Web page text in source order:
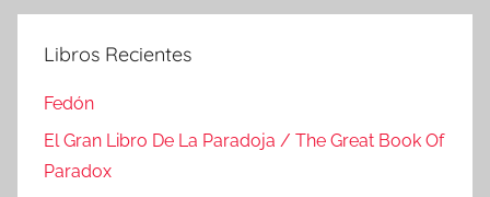
Libros Recientes
Fedón
El Gran Libro De La Paradoja / The Great Book Of
Paradox